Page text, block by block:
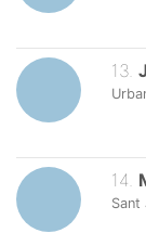
13.
14.
Sant